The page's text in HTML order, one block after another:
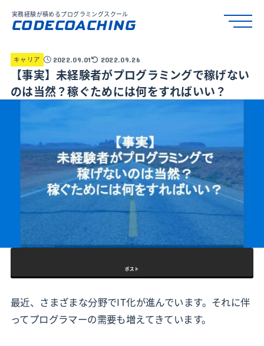
実務経験が積めるプログラミングスクール
CODECOACHING
キャリア 2022.09.01 2022.09.26
【事実】未経験者がプログラミングで稼げない
のは当然？稼ぐためには何をすればいい？
ポスト
最近、さまざまな分野でIT化が進んでいます。それに伴
ってプログラマーの需要も増えてきています。